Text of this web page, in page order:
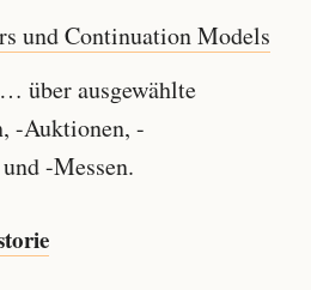
und Continuation Models
über ausgewählte
-Auktionen, -
-Messen.